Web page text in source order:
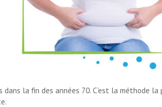
la fin des années 70. C’est la méthode la